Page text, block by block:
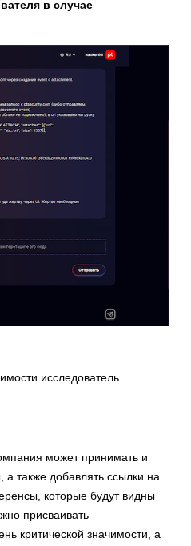
в случае
исследователь
может принимать и
а также добавлять ссылки на
которые будут видны
присваивать
критической значимости, а